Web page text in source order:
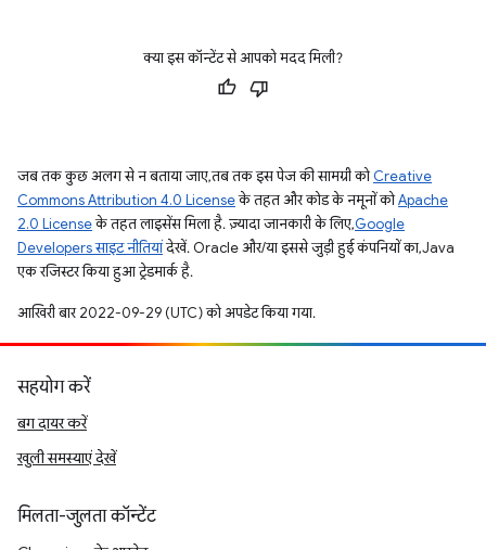
क्या इस कॉन्टेंट से आपको मदद मिली?
जब तक कुछ अलग से न बताया जाए, तब तक इस पेज की सामग्री कोCreative
Commons Attribution 4.0 Licenseके तहत और कोड के नमूनों कोApache
2.0 Licenseके तहत लाइसेंस मिला है. ज़्यादा जानकारी के लिए,Google
Developers साइट नीतियांदेखें. Oracle और/या इससे जुड़ी हुई कंपनियों का, Java
एक रजिस्टर किया हुआ ट्रेडमार्क है.
आखिरी बार 2022-09-29 (UTC) को अपडेट किया गया.
सहयोग करें
बग दायर करें
खुली समस्याएं देखें
मिलता-जुलता कॉन्टेंट